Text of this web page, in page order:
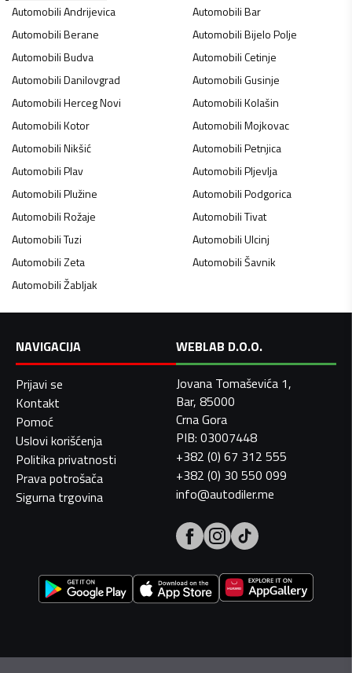
AutomobiliAndrijevica AutomobiliBar
AutomobiliBerane AutomobiliBijelo Polje
AutomobiliBudva AutomobiliCetinje
AutomobiliDanilovgrad AutomobiliGusinje
AutomobiliHerceg Novi AutomobiliKolašin
AutomobiliKotor AutomobiliMojkovac
AutomobiliNikšić AutomobiliPetnjica
AutomobiliPlav AutomobiliPljevlja
AutomobiliPlužine AutomobiliPodgorica
AutomobiliRožaje AutomobiliTivat
AutomobiliTuzi AutomobiliUlcinj
AutomobiliZeta AutomobiliŠavnik
AutomobiliŽabljak
NAVIGACIJA
Prijavi se
Kontakt
Pomoć
Uslovi korišćenja
Politika privatnosti
Prava potrošača
Sigurna trgovina
WEBLAB D.O.O.
Jovana Tomaševića 1,
Bar, 85000
Crna Gora
PIB: 03007448
+382 (0) 67 312 555
+382 (0) 30 550 099
info@autodiler.me